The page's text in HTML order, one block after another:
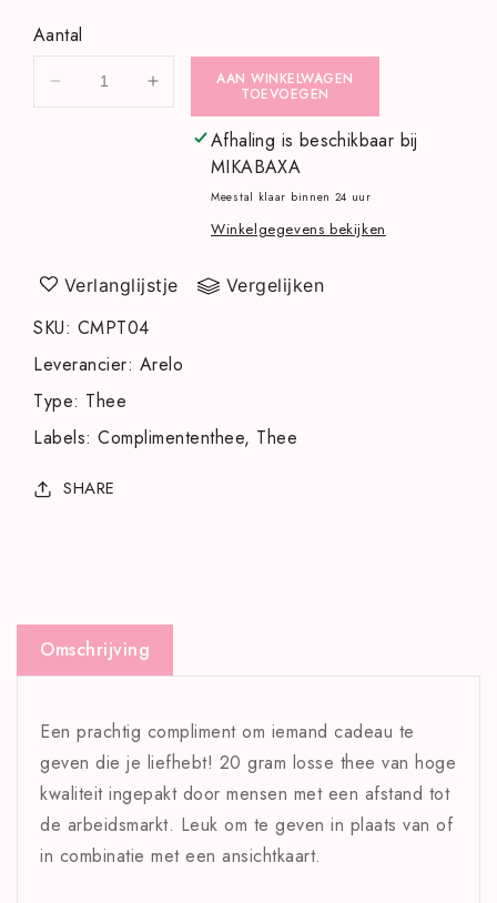
Aantal
Aantal
verlagen
Complimententhee
Verschil
Aantal
verhogen
Complimententhee
Verschil
AAN WINKELWAGEN
TOEVOEGEN
Afhaling is beschikbaar bij
MIKABAXA
Meestal klaar binnen 24 uur
Winkelgegevens bekijken
Verlanglijstje Vergelijken
SKU: CMPT04
Leverancier: Arelo
Type: Thee
Labels: Complimententhee Thee
SHARE
Omschrijving
Een prachtig compliment om iemand cadeau te
geven die je liefhebt! 20 gram losse thee van hoge
kwaliteit ingepakt door mensen met een afstand tot
de arbeidsmarkt. Leuk om te geven in plaats van of
in combinatie met een ansichtkaart.